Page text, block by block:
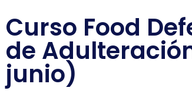
Curso Food
de
junio)